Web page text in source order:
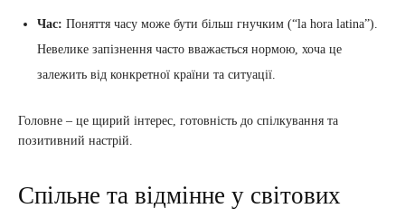
Час: Поняття часу може бути більш гнучким (“la hora latina”).
Невелике запізнення часто вважається нормою, хоча це
залежить від конкретної країни та ситуації.
Головне – це щирий інтерес, готовність до спілкування та
позитивний настрій.
Спільне та відмінне у світових